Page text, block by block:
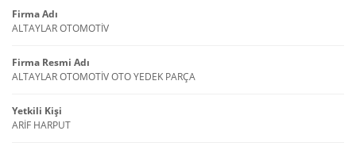
Firma Adı
ALTAYLAR OTOMOTİV
Firma Resmi Adı
ALTAYLAR OTOMOTİV OTO YEDEK PARÇA
Yetkili Kişi
ARİF HARPUT